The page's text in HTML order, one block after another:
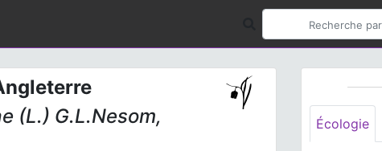
(L.) G.L.Nesom, Écologie